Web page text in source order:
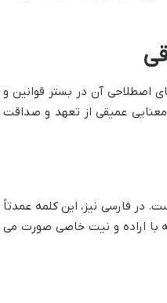
اصطلاحی آن در بستر قوانین و
عمیقی از تعهد و صداقت
در فارسی نیز، این کلمه عمدتاً
با اراده و نیت خاصی صورت می